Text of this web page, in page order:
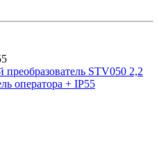
STV050 2,2
оператора + IP55